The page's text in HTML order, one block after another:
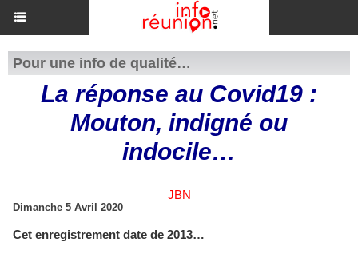
Pour une info de qualité…
La réponse au Covid19 :
Mouton, indigné ou
indocile…
JBN
Dimanche 5 Avril 2020
Cet enregistrement date de 2013…